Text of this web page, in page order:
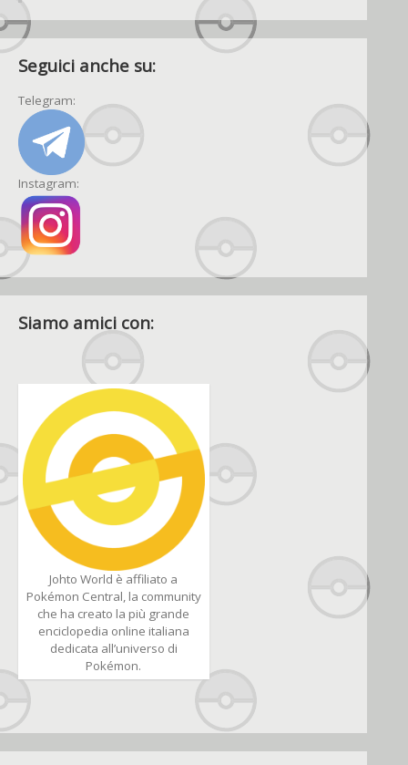
Seguici anche su:
Telegram:
Instagram:
Siamo amici con:
Johto World è affiliato a
Pokémon Central, la community
che ha creato la più grande
enciclopedia online italiana
dedicata all’universo di
Pokémon.